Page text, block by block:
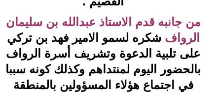
من جانبه قدم الاستاذ عبدالله بن سليمان
الرواف شكره لسمو الامير فهد بن تركي
على تلبية الدعوة وتشريف أسرة الرواف
بالحضور اليوم لمنتداهم وكذلك كونه سببا
في اجتماع هؤلاء المسؤولين بالمنطقة